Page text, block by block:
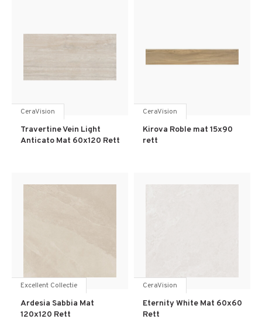
CeraVision
Travertine Vein Light
Anticato Mat 60x120 Rett
CeraVision
Kirova Roble mat 15x90
rett
Excellent Collectie
Ardesia Sabbia Mat
120x120 Rett
CeraVision
Eternity White Mat 60x60
Rett